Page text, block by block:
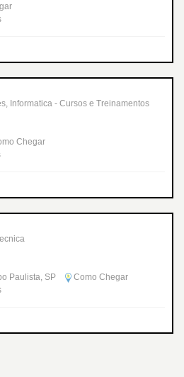
Informatica - Cursos e Treinamentos
Chegar
Paulista, SP
Como Chegar